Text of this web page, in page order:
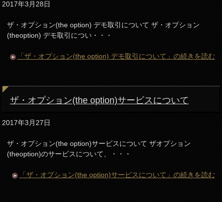
2017年3月28日
ザ・オプション(the option) デモ取引について ザ・オプション
(theoption) デモ取引につい・・・
「ザ・オプション(the option) デモ取引について」の続きを読む
ザ・オプション(the option)サービスについて
2017年3月27日
ザ・オプション(the option)サービスについて ザオプション
(theoption)のサービスについて、・・・
「ザ・オプション(the option)サービスについて」の続きを読む